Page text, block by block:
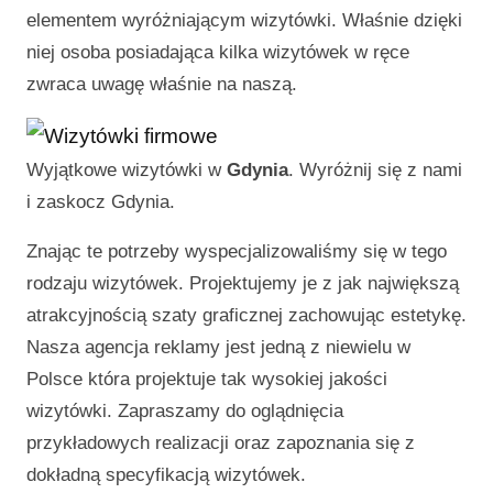
elementem wyróżniającym wizytówki. Właśnie dzięki
niej osoba posiadająca kilka wizytówek w ręce
zwraca uwagę właśnie na naszą.
Wyjątkowe wizytówki w Gdynia. Wyróżnij się z nami
i zaskocz Gdynia.
Znając te potrzeby wyspecjalizowaliśmy się w tego
rodzaju wizytówek. Projektujemy je z jak największą
atrakcyjnością szaty graficznej zachowując estetykę.
Nasza agencja reklamy jest jedną z niewielu w
Polsce która projektuje tak wysokiej jakości
wizytówki. Zapraszamy do oglądnięcia
przykładowych realizacji oraz zapoznania się z
dokładną specyfikacją wizytówek.